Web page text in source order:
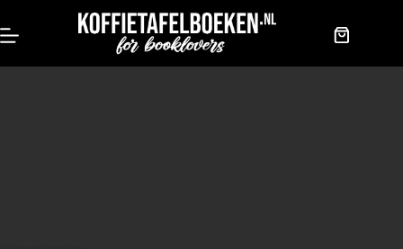
artikel